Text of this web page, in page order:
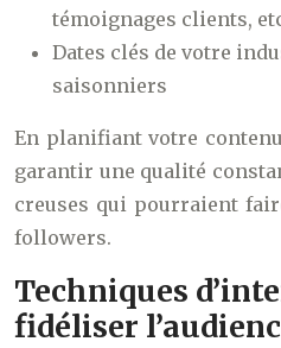
témoignages clients,
Dates clés de votre
saisonniers
En planifiant votre contenu
garantir une qualité
creuses qui pourraient
followers.
Techniques
fidéliser